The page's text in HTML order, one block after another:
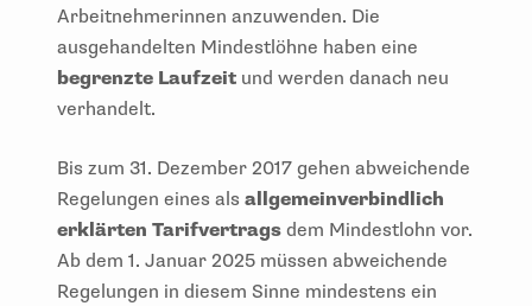
Arbeitnehmerinnen anzuwenden. Die
ausgehandelten Mindestlöhne haben eine
begrenzte Laufzeit und werden danach neu
verhandelt.
Bis zum 31. Dezember 2017 gehen abweichende
Regelungen eines als allgemeinverbindlich
erklärten Tarifvertrags dem Mindestlohn vor.
Ab dem 1. Januar 2025 müssen abweichende
Regelungen in diesem Sinne mindestens ein